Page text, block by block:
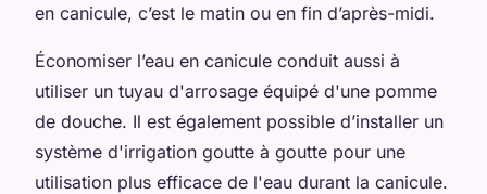
en canicule, c’est le matin ou en fin d’après-midi.
Économiser l’eau en canicule conduit aussi à
utiliser un tuyau d'arrosage équipé d'une pomme
de douche. Il est également possible d’installer un
système d'irrigation goutte à goutte pour une
utilisation plus efficace de l'eau durant la canicule.